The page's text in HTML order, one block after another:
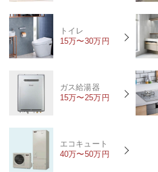
トイレ
15万〜30万円
ガス給湯器
15万〜25万円
エコキュート
40万〜50万円